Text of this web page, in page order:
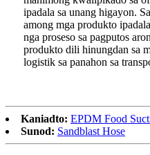
ipadala sa unang higayon.
among mga produkto
nga proseso sa pagputos
produkto dili hinungdan sa
logistik sa panahon sa
Kaniadto: EPDM Food
Sunod: Sandblast Hose